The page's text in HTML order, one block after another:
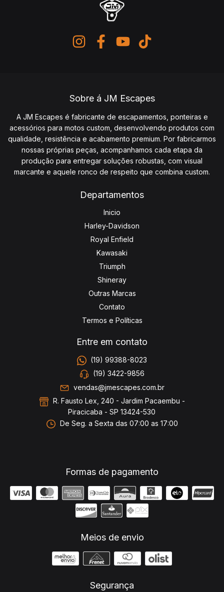
Sobre á JM Escapes
A JM Escapes é fabricante de escapamentos, ponteiras e
acessórios para motos custom, desenvolvendo produtos com
qualidade, resistência e acabamento premium. Por fabricarmos
nossas próprias peças, acompanhamos cada etapa da
produção para entregar soluções robustas, com visual
marcante e aquele ronco de respeito que combina custom.
Departamentos
Inicio
Harley-Davidson
Royal Enfield
Kawasaki
Triumph
Shineray
Outras Marcas
Contato
Termos e Políticas
Entre em contato
(19) 99388-8023
(19) 3422-9856
vendas@jmescapes.com.br
R. Fausto Lex, 240 - Jardim Pacaembu -
Piracicaba - SP 13424-530
De Seg. a Sexta das 07:00 as 17:00
Formas de pagamento
Meios de envio
Segurança